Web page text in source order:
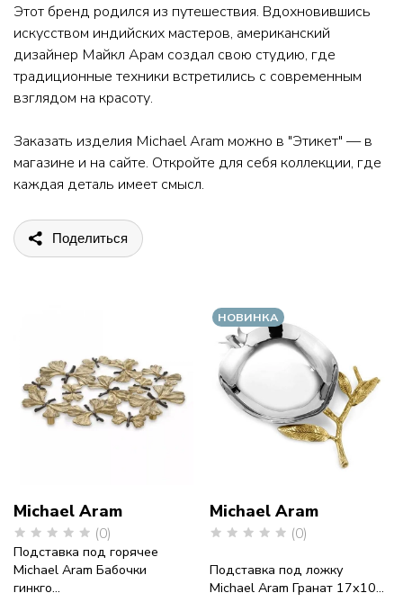
Этот бренд родился из путешествия. Вдохновившись
искусством индийских мастеров, американский
дизайнер Майкл Арам создал свою студию, где
традиционные техники встретились с современным
взглядом на красоту.
Заказать изделия Michael Aram можно в "Этикет" — в
магазине и на сайте. Откройте для себя коллекции, где
каждая деталь имеет смысл.
Поделиться
Michael Aram
(0)
Подставка под горячее
Michael Aram Бабочки
гинкго...
НОВИНКА
Michael Aram
(0)
Подставка под ложку
Michael Aram Гранат 17х10...